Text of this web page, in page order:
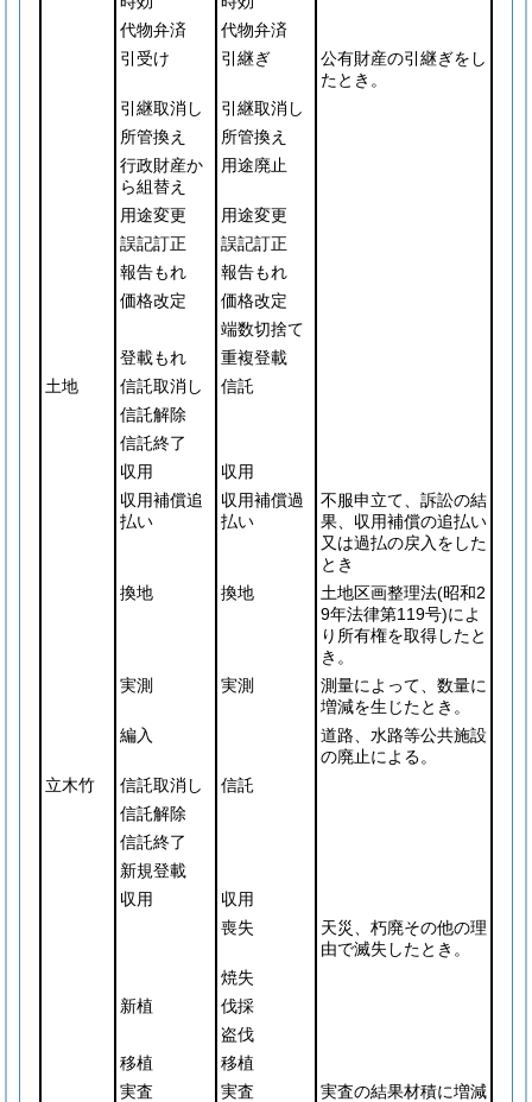
代物弁済
代物弁済
引受け
引継ぎ
公有財産の引継ぎをし
たとき。
引継取消し
引継取消し
所管換え
所管換え
行政財産か
ら組替え
用途廃止
用途変更
用途変更
誤記訂正
誤記訂正
報告もれ
報告もれ
価格改定
価格改定
端数切捨て
登載もれ
重複登載
土地
信託取消し
信託
信託解除
信託終了
収用
収用
収用補償追
払い
収用補償過
払い
不服申立て、訴訟の結
果、収用補償の追払い
又は過払の戻入をした
とき
換地
換地 土地区画整理法(昭和2
9年法律第119号)によ
り所有権を取得したと
き。
実測
実測
測量によって、数量に
増減を生じたとき。
編入
道路、水路等公共施設
の廃止による。
立木竹
信託取消し
信託
信託解除
信託終了
新規登載
収用
収用
喪失
天災、朽廃その他の理
由で滅失したとき。
焼失
新植
伐採
盗伐
移植
移植
実査
実査
実査の結果材積に増減